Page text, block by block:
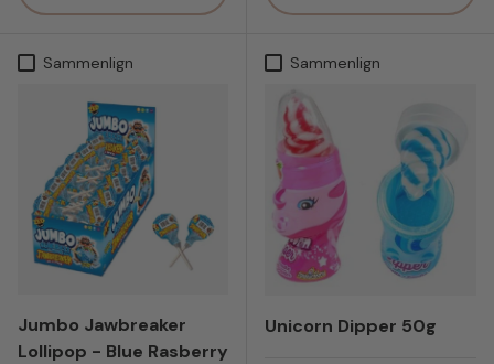
Sammenlign
Jumbo Jawbreaker
Lollipop - Blue Rasberry
Sammenlign
Unicorn Dipper 50g